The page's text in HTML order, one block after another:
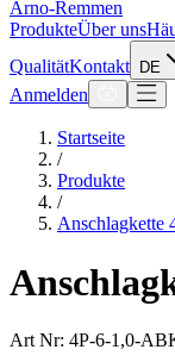
Arno-Remmen
ProdukteÜber uns
QualitätKontakt DE
Anmelden
Startseite
/
Produkte
/
Anschlagkette
Art Nr: 4P-6-1,0-